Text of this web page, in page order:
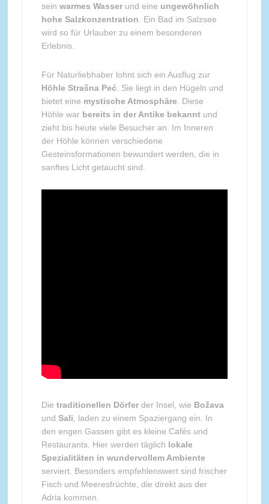
sein warmes Wasserund eine ungewöhnlich
hohe Salzkonzentration . Ein Bad im Salzsee
wird so für Urlauber zu einem besonderen
Erlebnis.
Für Naturliebhaber lohnt sich ein Ausflug zur
Höhle Strašna Peć . Sie liegt in den Hügeln und
bietet eine mystische Atmosphäre . Diese
Höhle war bereits in der Antike bekanntund
zieht bis heute viele Besucher an. Im Inneren
der Höhle können verschiedene
Gesteinsformationen bewundert werden, die in
sanftes Licht getaucht sind.
Die traditionellen Dörferder Insel, wie Božava
und Sali , laden zu einem Spaziergang ein. In
den engen Gassen gibt es kleine Cafés und
Restaurants. Hier werden täglich lokale
Spezialitäten in wundervollem Ambiente
serviert. Besonders empfehlenswert sind frischer
Fisch und Meeresfrüchte, die direkt aus der
Adria kommen.